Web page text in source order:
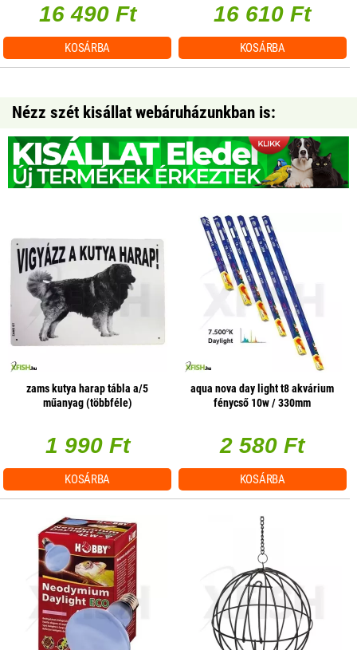
16 490 Ft
KOSÁRBA
16 610 Ft
KOSÁRBA
Nézz szét kisállat webáruházunkban is:
zams kutya harap tábla a/5
műanyag (többféle)
1 990 Ft
KOSÁRBA
aqua nova day light t8 akvárium
fénycső 10w / 330mm
2 580 Ft
KOSÁRBA